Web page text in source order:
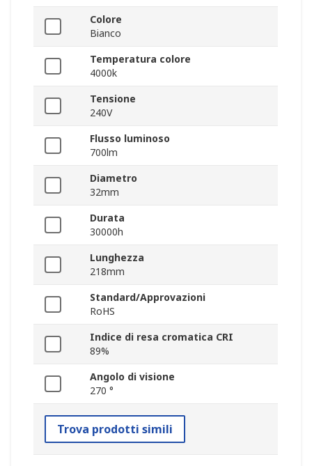
Colore
Bianco
Temperatura colore
4000k
Tensione
240V
Flusso luminoso
700lm
Diametro
32mm
Durata
30000h
Lunghezza
218mm
Standard/Approvazioni
RoHS
Indice di resa cromatica CRI
89%
Angolo di visione
270 °
Trova prodotti simili